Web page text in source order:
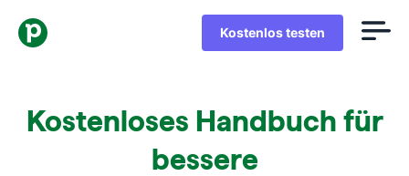
Kostenlos testen
Kostenloses Handbuch für
bessere